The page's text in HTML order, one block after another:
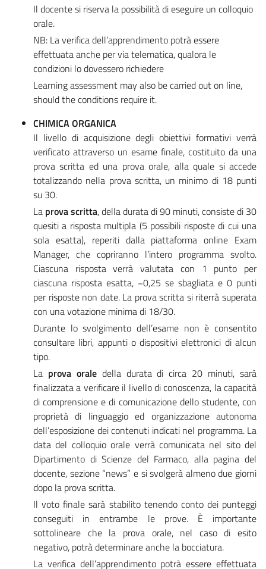
Il docente si riserva la possibilità di eseguire un colloquio
orale.
NB: La verifica dell’apprendimento potrà essere
effettuata anche per via telematica, qualora le
condizioni lo dovessero richiedere
Learning assessment may also be carried out on line,
should the conditions require it.
CHIMICA ORGANICA
Il livello di acquisizione degli obiettivi formativi verrà
verificato attraverso un esame finale, costituito da una
prova scritta ed una prova orale, alla quale si accede
totalizzando nella prova scritta, un minimo di 18 punti
su 30.
La prova scritta, della durata di 90 minuti, consiste di 30
quesiti a risposta multipla (5 possibili risposte di cui una
sola esatta), reperiti dalla piattaforma online Exam
Manager, che copriranno l’intero programma svolto.
Ciascuna risposta verrà valutata con 1 punto per
ciascuna risposta esatta, −0,25 se sbagliata e 0 punti
per risposte non date. La prova scritta si riterrà superata
con una votazione minima di 18/30.
Durante lo svolgimento dell’esame non è consentito
consultare libri, appunti o dispositivi elettronici di alcun
tipo.
La prova oraledella durata di circa 20 minuti, sarà
finalizzata a verificare il livello di conoscenza, la capacità
di comprensione e di comunicazione dello studente, con
proprietà di linguaggio ed organizzazione autonoma
dell’esposizione dei contenuti indicati nel programma. La
data del colloquio orale verrà comunicata nel sito del
Dipartimento di Scienze del Farmaco, alla pagina del
docente, sezione “news” e si svolgerà almeno due giorni
dopo la prova scritta.
Il voto finale sarà stabilito tenendo conto dei punteggi
conseguiti in entrambe le prove. È importante
sottolineare che la prova orale, nel caso di esito
negativo, potrà determinare anche la bocciatura.
La verifica dell’apprendimento potrà essere effettuata